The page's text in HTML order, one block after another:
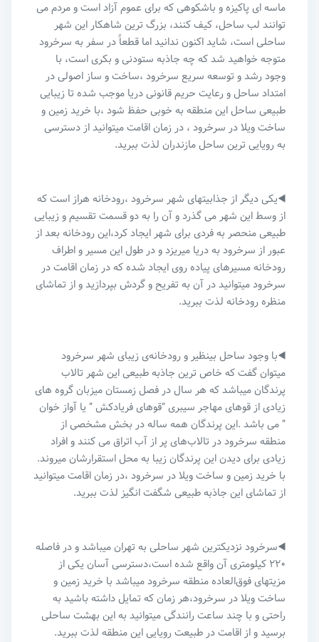
ماسه ای پاکیزه و باشکوهی که برای عموم آزاد است و مردم می
توانند لب ساحل، کیف کنند، بزرگ ترین شاهکار این شهر
ساحلی است، شاید اکنون ندانید اما قطعاً در سفر به سرخرود
متوجه خواهید شد که چه جاذبه ستودنی و بکری است، با
وجود رشد و توسعه سریع سرخرود ،ساخت و ساز اصولی در
امتداد ساحل و رعایت حریم قانونی دریا موجب شده تا زیبایی
طبیعی ساحل این منطقه به خوبی حفظ شود ،با خرید زمین و
ساخت ویلا در سرخرود ، در زمان اقامت میتوانید از دسترسی
به رویایی ترین ساحل مازندران لذت ببرید.
◀️یکی دیگر از جذابیتهای شهر سرخرود ،رودخانه هراز است که
از وسط این شهر می گذرد و آن را به دو قسمت تقسیم و زیبایی
طبیعی منحصر به فردی برای شهر ایجاد کرد،این رودخانه بعد از
عبور از سرخرود به دریا میریزد و در طول این مسیر و اطراف
رودخانه مسیرهای پیاده روی ایجاد شده که در زمان اقامت در
سرخرود میتوانید در آن به تفریح و گردش بپردازید و از تماشای
منظره رودخانه لذت ببرید.
◀️با وجود ساحل بینظیر و رودخانه‌ی زیبای شهر سرخرود
میتوان گفت که خاص ‌ترین جاذبه طبیعی این شهر تالاب
پرندگان میباشد که هر سال در فصل زمستان میزبان گروه های
زیادی از قوهای مهاجر سیبری “قوهای فریادکش ” یا آواز خوان
” می باشد .این پرندگان همه ساله در بخش مشخصی از
منطقه سرخرود در تالاب‌های پر از آب اتراق می کنند و افراد
زیادی برای دیدن این پرندگان زیبا به محل استقرارشان میروند.
با خرید زمین و ساخت ویلا در سرخرود ،در زمان اقامت میتوانید
از تماشای این جاذبه طبیعی شگفت انگیز لذت ببرید.
◀️سرخرود نزدیکترین شهر ساحلی به تهران میباشد و در فاصله
۲۲۰ کیلومتری آن واقع شده است،دسترسی آسان یکی از
مزیتهای فوق‌العاده منطقه سرخرود میباشد با خرید زمین و
ساخت ویلا در سرخرود،هر زمان که تمایل داشته باشید به
راحتی و با چند ساعت رانندگی میتوانید به این بهشت ساحلی
برسید و از اقامت در طبیعت رویایی این منطقه لذت ببرید.